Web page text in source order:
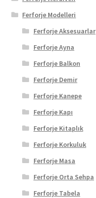
Ferforje Modelleri
Ferforje Aksesuarlar
Ferforje Ayna
Ferforje Balkon
Ferforje Demir
Ferforje Kanepe
Ferforje Kapı
Ferforje Kitaplık
Ferforje Korkuluk
Ferforje Masa
Ferforje Orta Sehpa
Ferforje Tabela